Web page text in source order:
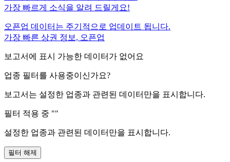
가장 빠르게 소식을 알려 드릴게요!
오픈업 데이터는 주기적으로 업데이트 됩니다.
가장 빠른 상권 정보, 오픈업
보고서에 표시 가능한 데이터가 없어요
업종 필터를 사용중이신가요?
보고서는 설정한 업종과 관련된 데이터만을 표시합니다.
필터 적용 중 ""
설정한 업종과 관련된 데이터만을 표시합니다.
필터 해제